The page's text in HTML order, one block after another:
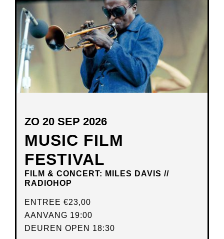
VENSTER
MUSIC FILM
FESTIVAL
FILM & CONCERT: MILES DAVIS //
RADIOHOP
ZO 20 SEP 2026
ENTREE €23,00
AANVANG 19:00
DEUREN OPEN 18:30